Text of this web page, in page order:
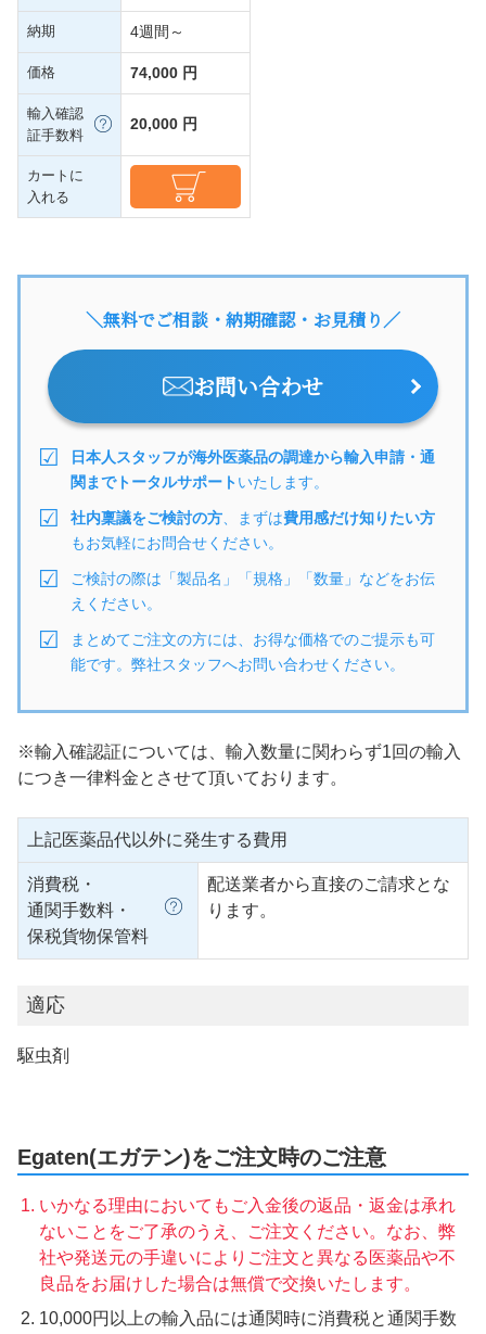
納期 4週間～
価格 74,000 円
輸入確認
証手数料
20,000 円
カートに
入れる
＼無料でご相談・納期確認・お見積り／
お問い合わせ
日本人スタッフが海外医薬品の調達から輸入申請・通
関までトータルサポートいたします。
社内稟議をご検討の方 、まずは費用感だけ知りたい方
もお気軽にお問合せください。
ご検討の際は「製品名」「規格」「数量」などをお伝
えください。
まとめてご注文の方には、お得な価格でのご提示も可
能です。弊社スタッフへお問い合わせください。
※輸入確認証については、輸入数量に関わらず1回の輸入
につき一律料金とさせて頂いております。
上記医薬品代以外に発生する費用
消費税・
通関手数料・
保税貨物保管料
配送業者から直接のご請求とな
ります。
適応
駆虫剤
Egaten(エガテン)をご注文時のご注意
いかなる理由においてもご入金後の返品・返金は承れ
ないことをご了承のうえ、ご注文ください。なお、弊
社や発送元の手違いによりご注文と異なる医薬品や不
良品をお届けした場合は無償で交換いたします。
10,000円以上の輸入品には通関時に消費税と通関手数